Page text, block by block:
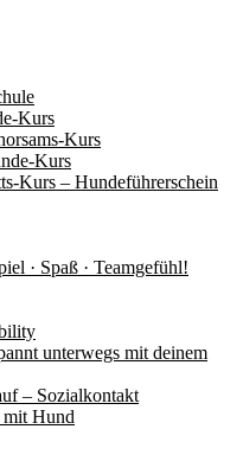
Kurs
Kurs
Kurs
Kurs – Hundeführerschein
· Spaß · Teamgefühl!
unterwegs mit deinem
– Sozialkontakt
mit Hund